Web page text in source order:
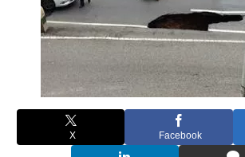
X Facebook